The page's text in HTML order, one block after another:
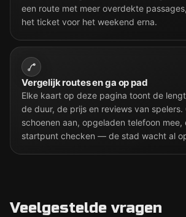
een route met meer overdekte
het ticket voor het weekend erna.
Vergelijk routes en ga op pad
Elke kaart op deze pagina toont de
de duur, de prijs en reviews van
schoenen aan, opgeladen telefoon mee,
startpunt checken — de stad wacht al
Veelgestelde vragen